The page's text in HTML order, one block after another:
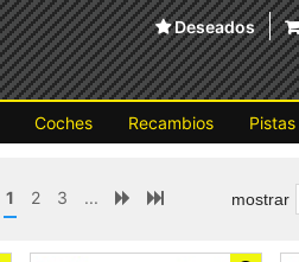
Deseados
Coches Recambios Pistas
1 2 3 ... mostrar